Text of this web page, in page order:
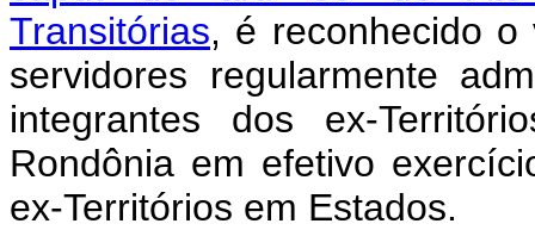
Transitórias, é reconhecido
servidores regularmente
integrantes dos ex-
Rondônia em efetivo
ex-Territórios em Estados.